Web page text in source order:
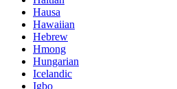
Hausa
Hawaiian
Hebrew
Hmong
Hungarian
Icelandic
Igbo